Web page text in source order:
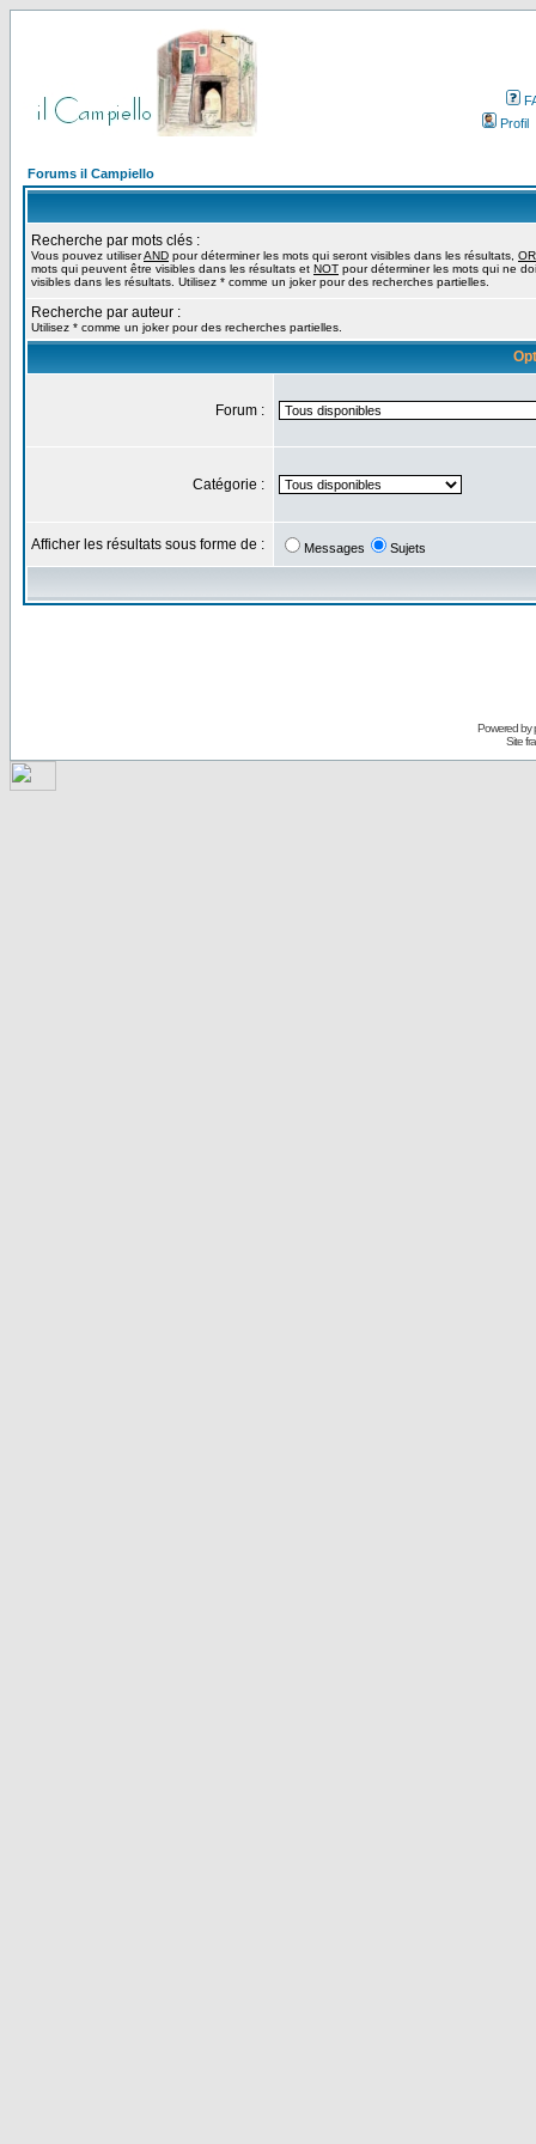
Profil
Forums il Campiello
Recherche par mots clés :
Vous pouvez utiliserAND pour déterminer les mots qui seront visibles dans les résultats, OR
mots qui peuvent être visibles dans les résultats et NOT pour déterminer les mots qui ne
visibles dans les résultats. Utilisez * comme un joker pour des recherches partielles.
Recherche par auteur :
Utilisez * comme un joker pour des recherches partielles.
Forum :
Catégorie :
Afficher les résultats sous forme de : Messages Sujets
Powered by
Site